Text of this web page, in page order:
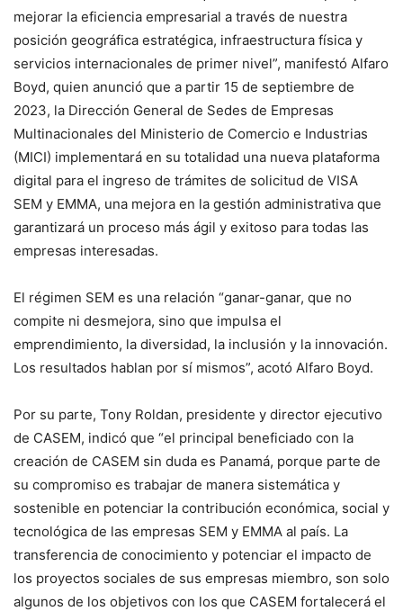
mejorar la eficiencia empresarial a través de nuestra
posición geográfica estratégica, infraestructura física y
servicios internacionales de primer nivel”, manifestó Alfaro
Boyd, quien anunció que a partir 15 de septiembre de
2023, la Dirección General de Sedes de Empresas
Multinacionales del Ministerio de Comercio e Industrias
(MICI) implementará en su totalidad una nueva plataforma
digital para el ingreso de trámites de solicitud de VISA
SEM y EMMA, una mejora en la gestión administrativa que
garantizará un proceso más ágil y exitoso para todas las
empresas interesadas.
El régimen SEM es una relación “ganar-ganar, que no
compite ni desmejora, sino que impulsa el
emprendimiento, la diversidad, la inclusión y la innovación.
Los resultados hablan por sí mismos”, acotó Alfaro Boyd.
Por su parte, Tony Roldan, presidente y director ejecutivo
de CASEM, indicó que “el principal beneficiado con la
creación de CASEM sin duda es Panamá, porque parte de
su compromiso es trabajar de manera sistemática y
sostenible en potenciar la contribución económica, social y
tecnológica de las empresas SEM y EMMA al país. La
transferencia de conocimiento y potenciar el impacto de
los proyectos sociales de sus empresas miembro, son solo
algunos de los objetivos con los que CASEM fortalecerá el